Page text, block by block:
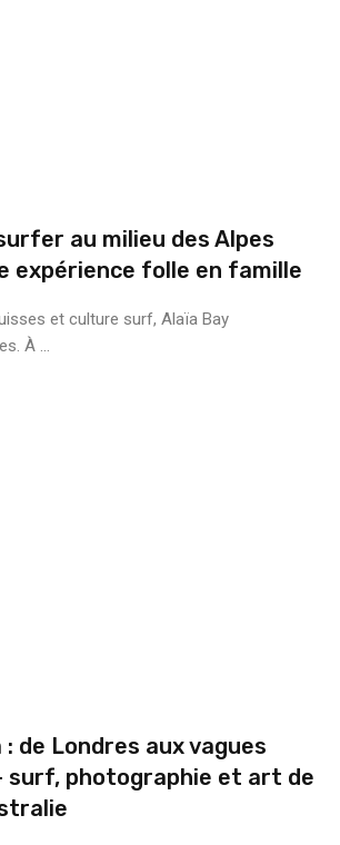
au milieu des Alpes
expérience folle en famille
et culture surf, Alaïa Bay
À ...
: de Londres aux vagues
photographie et art de